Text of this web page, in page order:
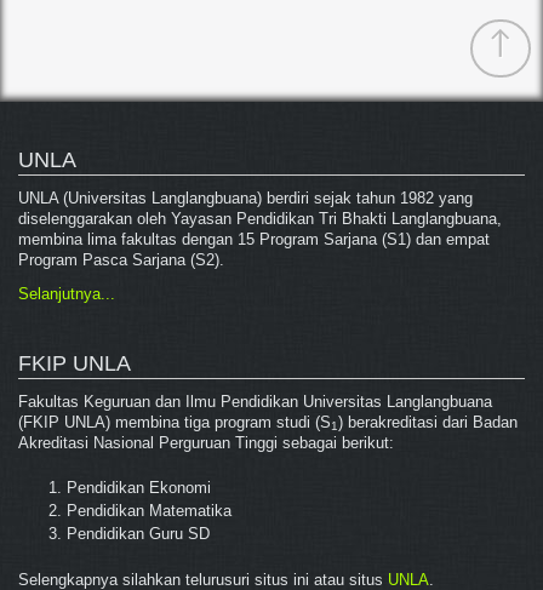
↑
UNLA
UNLA (Universitas Langlangbuana) berdiri sejak tahun 1982 yang
diselenggarakan oleh Yayasan Pendidikan Tri Bhakti Langlangbuana,
membina lima fakultas dengan 15 Program Sarjana (S1) dan empat
Program Pasca Sarjana (S2).
Selanjutnya...
FKIP UNLA
Fakultas Keguruan dan Ilmu Pendidikan Universitas Langlangbuana
(FKIP UNLA) membina tiga program studi (S1) berakreditasi dari Badan
Akreditasi Nasional Perguruan Tinggi sebagai berikut:
Pendidikan Ekonomi
Pendidikan Matematika
Pendidikan Guru SD
Selengkapnya silahkan telurusuri situs ini atau situs UNLA